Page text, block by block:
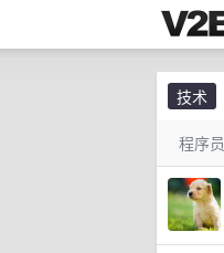
技术
程序员